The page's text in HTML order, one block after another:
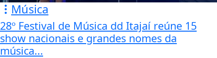
Música
28º Festival de Música dd Itajaí reúne 15
show nacionais e grandes nomes da
música...